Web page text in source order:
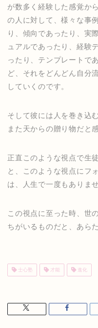
が数多く経験した感覚か
の人に対して、様々な事
り、傾向であったり、実
ュアルであったり、経験
ったり、テンプレートで
ど、それをどんどん自分
していくのです。
そして彼には人を巻き込
また天からの贈り物だと
正直このような視点で生
と、このような視点にフ
は、人生で一度もありま
この視点に至った時、世
ちがいるものだと、あら
士心塾 才能 進化